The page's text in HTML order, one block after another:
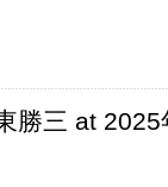
勝三 at